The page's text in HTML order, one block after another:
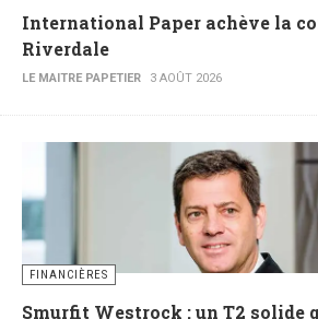
International Paper achève la
Riverdale
LE MAITRE PAPETIER 3 AOÛT 2026
FINANCIÈRES
Smurfit Westrock : un T2 solide